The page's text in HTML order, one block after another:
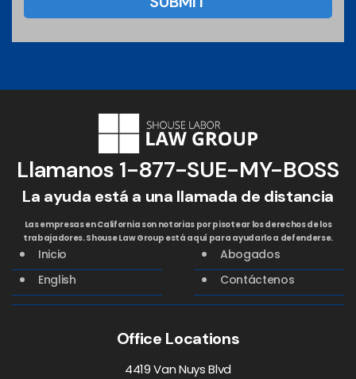
Llamanos 1-877-SUE-MY-BOSS
La ayuda está a una llamada de distancia
Las empresas en California son notorias por pisotear los derechos de los
trabajadores. Shouse Law Group está aquí para ayudarlo a defenderse.
Inicio
Abogados
English
Contáctenos
Office Locations
4419 Van Nuys Blvd